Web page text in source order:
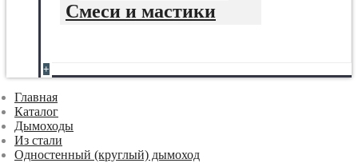
Смеси и мастики
+
Главная
Каталог
Дымоходы
Из стали
Одностенный (круглый) дымоход